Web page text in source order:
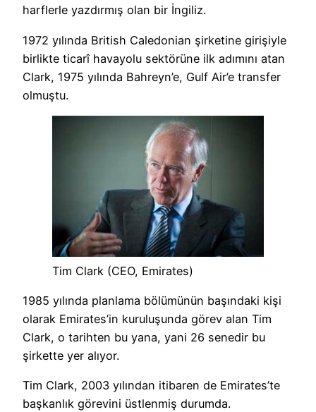
harflerle yazdırmış olan bir İngiliz.
1972 yılında British Caledonian şirketine girişiyle
birlikte ticarî havayolu sektörüne ilk adımını atan
Clark, 1975 yılında Bahreyn’e, Gulf Air’e transfer
olmuştu.
Tim Clark (CEO, Emirates)
1985 yılında planlama bölümünün başındaki kişi
olarak Emirates’in kuruluşunda görev alan Tim
Clark, o tarihten bu yana, yani 26 senedir bu
şirkette yer alıyor.
Tim Clark, 2003 yılından itibaren de Emirates’te
başkanlık görevini üstlenmiş durumda.